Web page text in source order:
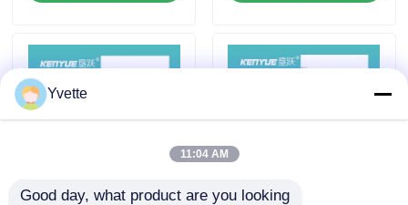
Gevallen
Obstetrische Lijsttoebehoren
Yvette
11:04 AM
Good day, what product are you looking